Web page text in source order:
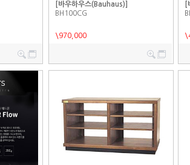
[바우하우스(Bauhaus)]
BH100CG
\970,000
[